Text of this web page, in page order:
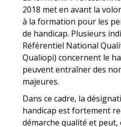
2018 met en avant la
à la formation pour les
de handicap. Plusieurs
Référentiel National
Qualiopi) concernent le
peuvent entraîner des
majeures.
Dans ce cadre, la
handicap est fortement
démarche qualité et peut,